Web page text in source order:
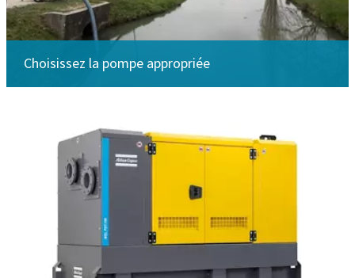
Choisissez la pompe appropriée